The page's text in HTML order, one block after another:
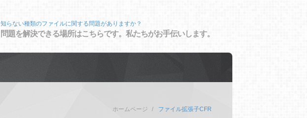
知らない種類のファイルに関する問題がありますか？
問題を解決できる場所はこちらです。私たちがお手伝いします。
ホームページ ファイル拡張子CFR